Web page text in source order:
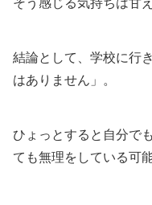
そう感じる気持ちは甘
結論として、学校に行
はありません」。
ひょっとすると自分で
ても無理をしている可